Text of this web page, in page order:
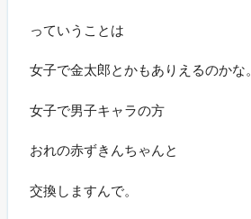
っていうことは
女子で金太郎とかもありえるのかな。
女子で男子キャラの方
おれの赤ずきんちゃんと
交換しますんで。